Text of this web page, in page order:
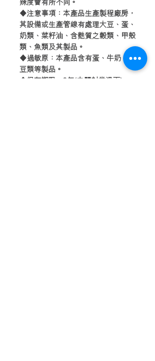
辣度會有所不同。
◆注意事項：本產品生產製程廠房，
其設備或生產管線有處理大豆、蛋、
奶類、菜籽油、含麩質之穀類、甲殼
類、魚類及其製品。
◆過敏原：本產品含有蛋、牛奶、大
豆類等製品。
◆保存期限：2年(未開封常溫下)